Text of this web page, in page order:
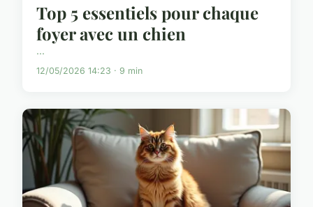
Top 5 essentiels pour chaque
foyer avec un chien
...
12/05/2026 14:23 · 9 min